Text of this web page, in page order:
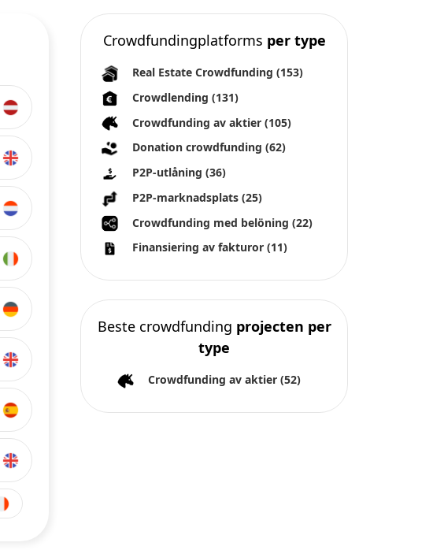
Crowdfundingplatforms per type
Real Estate Crowdfunding (153)
Crowdlending (131)
Crowdfunding av aktier (105)
Donation crowdfunding (62)
P2P-utlåning (36)
P2P-marknadsplats (25)
Crowdfunding med belöning (22)
Finansiering av fakturor (11)
Beste crowdfunding projecten per
type
Crowdfunding av aktier (52)